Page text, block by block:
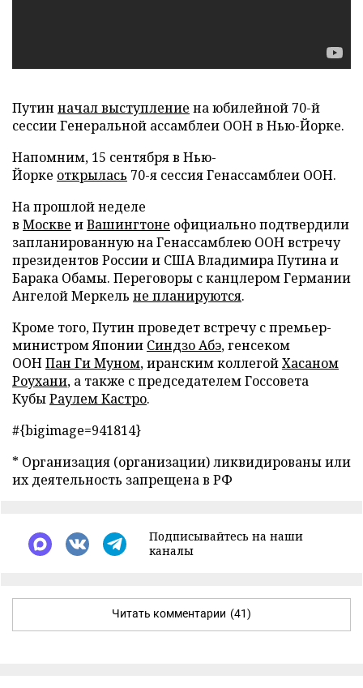
Путин начал выступление на юбилейной 70-й
сессии Генеральной ассамблеи ООН в Нью-Йорке.
Напомним, 15 сентября в Нью-
Йорке открылась 70-я сессия Генассамблеи ООН.
На прошлой неделе
в Москве иВашингтоне официально подтвердили
запланированную на Генассамблею ООН встречу
президентов России и США Владимира Путина и
Барака Обамы. Переговоры с канцлером Германии
Ангелой Меркель не планируются.
Кроме того, Путин проведет встречу с премьер-
министром Японии Синдзо Абэ, генсеком
ООНПан Ги Муном, иранским коллегойХасаном
Роухани, а также с председателем Госсовета
КубыРаулем Кастро.
#{bigimage=941814}
* Организация (организации) ликвидированы или
их деятельность запрещена в РФ
Подписывайтесь на наши
каналы
Читать комментарии (41)